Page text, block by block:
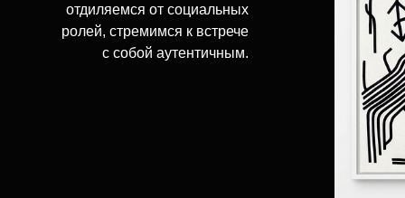
отдиляемся от социальных
ролей, стремимся к встрече
с собой аутентичным.